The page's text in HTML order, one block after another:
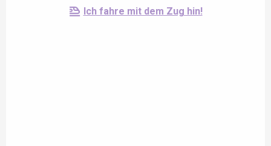
Ich fahre mit dem Zug hin!